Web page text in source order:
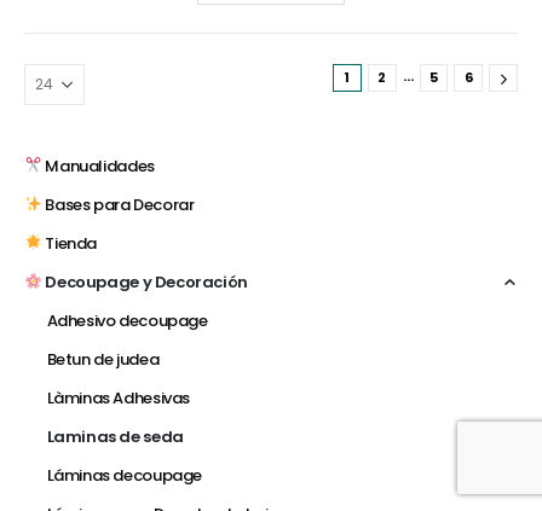
1 2 … 5 6
Manualidades
Bases para Decorar
Tienda
Decoupage y Decoración
Adhesivo decoupage
Betun de judea
Làminas Adhesivas
Laminas de seda
Láminas decoupage